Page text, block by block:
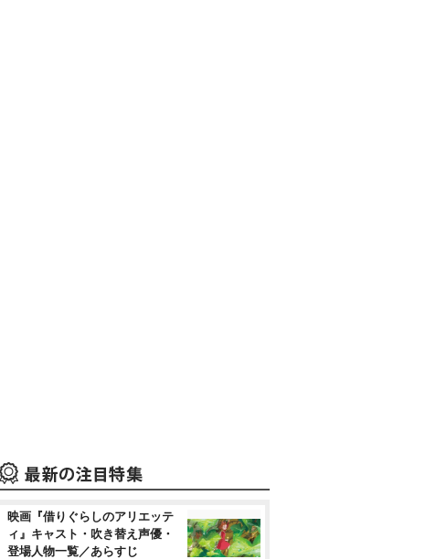
映画『借りぐらしのアリエッテ
ィ』キャスト・吹き替え声優・
登場人物一覧／あらすじ